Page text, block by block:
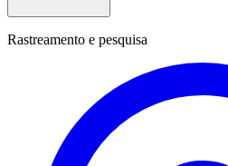
Rastreamento e pesquisa